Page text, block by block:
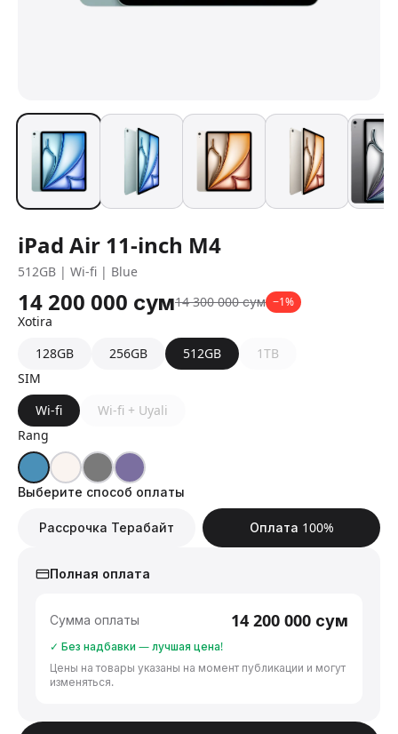
iPad Air 11-inch M4
512GB | Wi-fi | Blue
14 200 000 сум14 300 000 сум −1%
Xotira
128GB
256GB 512GB
1TB
SIM
Wi-fi
Wi-fi + Uyali
Rang
Выберите способ оплаты
Рассрочка Терабайт Оплата 100%
Полная оплата
Сумма оплаты 14 200 000 сум
✓ Без надбавки — лучшая цена!
Цены на товары указаны на момент публикации и могут
изменяться.